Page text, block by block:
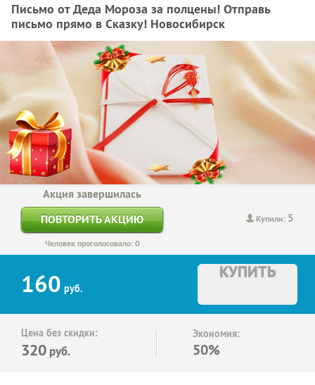
Письмо от Деда Мороза за полцены! Отправь
письмо прямо в Сказку! Новосибирск
Купили: 5
Акция завершилась
ПОВТОРИТЬ АКЦИЮ
Человек проголосовало: 0
160 руб.
КУПИТЬ
Цена без скидки:
320 руб.
Экономия:
50%